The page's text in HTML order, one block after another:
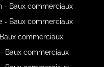
- Baux commerciaux
- Baux commerciaux
commerciaux
Baux commerciaux